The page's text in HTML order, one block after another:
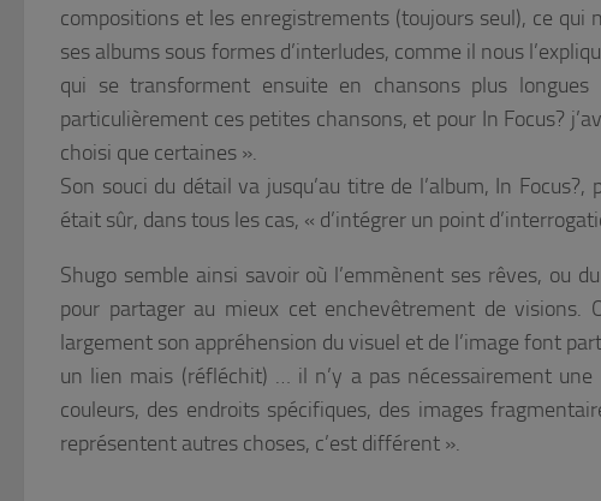
compositions et les enregistrements (toujours seul), ce
ses albums sous formes d’interludes, comme il nous
qui se transforment ensuite en chansons plus
particulièrement ces petites chansons, et pour In Focus?
choisi que certaines ».
Son souci du détail va jusqu’au titre de l’album, In
était sûr, dans tous les cas, « d’intégrer un point
Shugo semble ainsi savoir où l’emmènent ses rêves, ou
pour partager au mieux cet enchevêtrement de
largement son appréhension du visuel et de l’image font
un lien mais (réfléchit) … il n’y a pas nécessairement
couleurs, des endroits spécifiques, des images
représentent autres choses, c’est différent ».